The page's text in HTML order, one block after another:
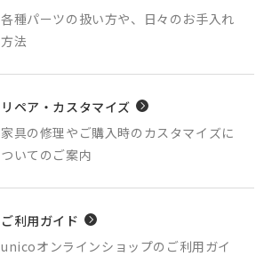
各種パーツの扱い方や、
日々のお手入れ
方法
リペア・カスタマイズ
家具の修理やご購入時の カスタマイズに
ついてのご案内
ご利用ガイド
unicoオンラインショップの ご利用ガイ